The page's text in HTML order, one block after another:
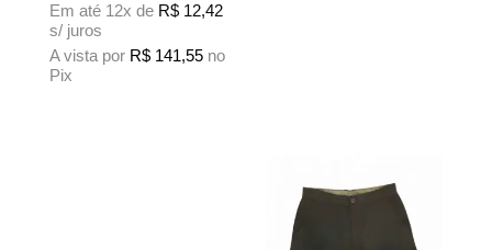
Em até 12x de R$ 12,42
s/ juros
A vista por R$ 141,55 no
Pix